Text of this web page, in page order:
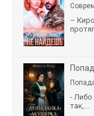
–
-
так,...